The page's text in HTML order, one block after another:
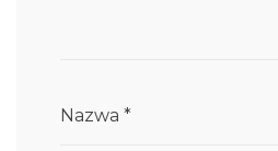
Nazwa *